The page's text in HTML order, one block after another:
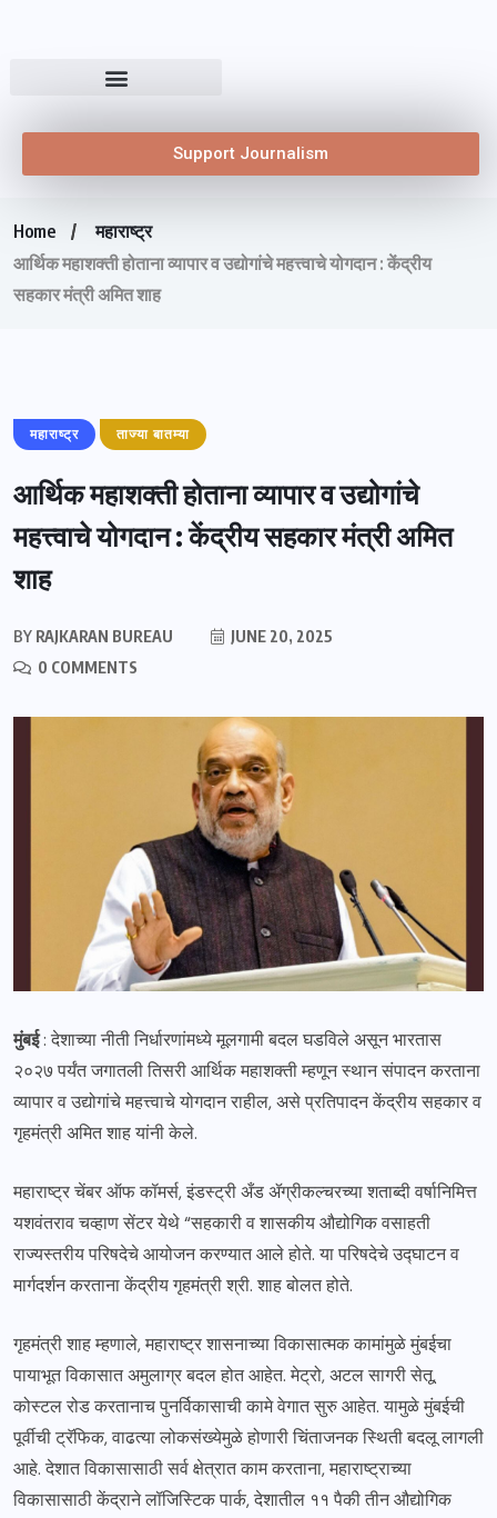
Support Journalism
Home
महाराष्ट्र
आर्थिक महाशक्ती होताना व्यापार व उद्योगांचे महत्त्वाचे योगदान : केंद्रीय
सहकार मंत्री अमित शाह
महाराष्ट्र ताज्या बातम्या
आर्थिक महाशक्ती होताना व्यापार व उद्योगांचे
महत्त्वाचे योगदान : केंद्रीय सहकार मंत्री अमित
शाह
BY RAJKARAN BUREAU
JUNE 20, 2025
0 COMMENTS
मुंबई: देशाच्या नीती निर्धारणांमध्ये मूलगामी बदल घडविले असून भारतास
२०२७ पर्यंत जगातली तिसरी आर्थिक महाशक्ती म्हणून स्थान संपादन करताना
व्यापार व उद्योगांचे महत्त्वाचे योगदान राहील, असे प्रतिपादन केंद्रीय सहकार व
गृहमंत्री अमित शाह यांनी केले.
महाराष्ट्र चेंबर ऑफ कॉमर्स, इंडस्ट्री अँड ॲग्रीकल्चरच्या शताब्दी वर्षानिमित्त
यशवंतराव चव्हाण सेंटर येथे “सहकारी व शासकीय औद्योगिक वसाहती
राज्यस्तरीय परिषदेचे आयोजन करण्यात आले होते. या परिषदेचे उद्घाटन व
मार्गदर्शन करताना केंद्रीय गृहमंत्री श्री. शाह बोलत होते.
गृहमंत्री शाह म्हणाले, महाराष्ट्र शासनाच्या विकासात्मक कामांमुळे मुंबईचा
पायाभूत विकासात अमुलाग्र बदल होत आहेत. मेट्रो, अटल सागरी सेतू,
कोस्टल रोड करतानाच पुनर्विकासाची कामे वेगात सुरु आहेत. यामुळे मुंबईची
पूर्वीची ट्रॅफिक, वाढत्या लोकसंख्येमुळे होणारी चिंताजनक स्थिती बदलू लागली
आहे. देशात विकासासाठी सर्व क्षेत्रात काम करताना, महाराष्ट्राच्या
विकासासाठी केंद्राने लॉजिस्टिक पार्क, देशातील ११ पैकी तीन औद्योगिक